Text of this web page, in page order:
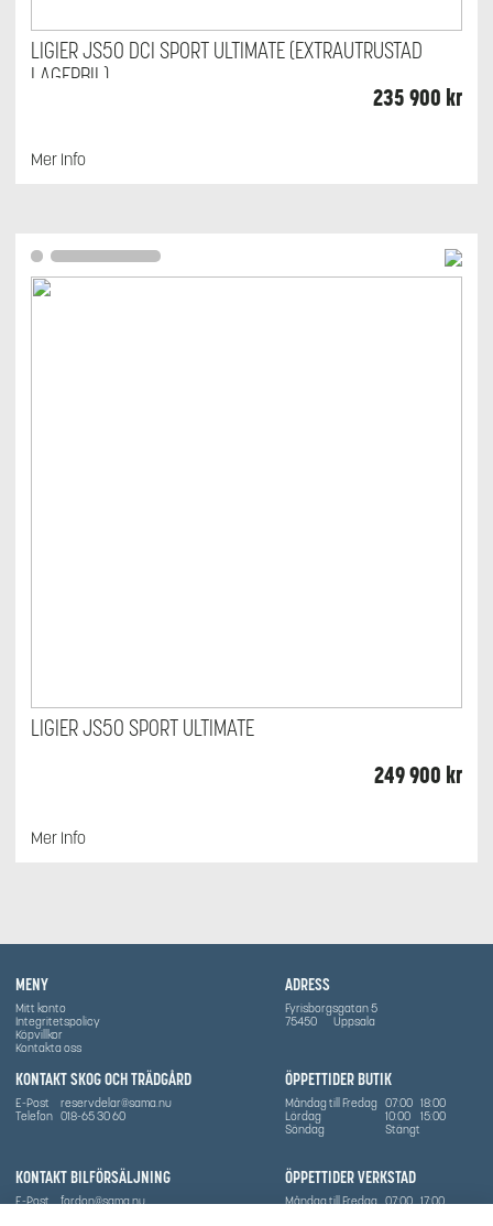
LIGIER JS50 DCI SPORT ULTIMATE (EXTRAUTRUSTAD
LAGERBIL)
235 900 kr
Mer Info
LIGIER JS50 SPORT ULTIMATE
249 900 kr
Mer Info
MENY
Mitt konto
Integritetspolicy
Köpvillkor
Kontakta oss
ÖPPETTIDER BUTIK
Måndag till Fredag 07:00 18:00
Lördag
10:00
15:00
Söndag
Stängt
ÖPPETTIDER VERKSTAD
Måndag till Fredag 07:00 17:00
ADRESS
Fyrisborgsgatan 5
75450
Uppsala
KONTAKT SKOG OCH TRÄDGÅRD
E-Post
reservdelar@sama.nu
Telefon 018-65 30 60
KONTAKT BILFÖRSÄLJNING
E-Post
fordon@sama.nu